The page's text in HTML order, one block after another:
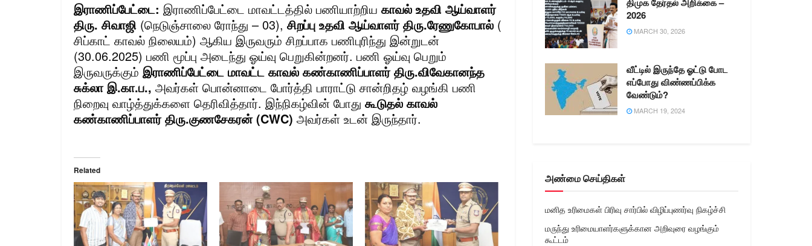
இராணிப்பேட்டை: இராணிப்பேட்டை மாவட்டத்தில் பணியாற்றிய காவல் உதவி ஆய்வாளர்
திரு. சிவாஜி (நெடுஞ்சாலை ரோந்து – 03), சிறப்பு உதவி ஆய்வாளர் திரு.ரேணுகோபால் (
சிப்காட் காவல் நிலையம்) ஆகிய இருவரும் சிறப்பாக பணிபுரிந்து இன்றுடன்
(30.06.2025) பணி மூப்பு அடைந்து ஓய்வு பெறுகின்றனர். பணி ஓய்வு பெறும்
இருவருக்கும் இராணிப்பேட்டை மாவட்ட காவல் கண்காணிப்பாளர் திரு.விவேகானந்த
சுக்லா இ.கா.ப., அவர்கள் பொன்னாடை போர்த்தி பாராட்டு சான்றிதழ் வழங்கி பணி
நிறைவு வாழ்த்துக்களை தெரிவித்தார். இந்நிகழ்வின் போது கூடுதல் காவல்
கண்காணிப்பாளர் திரு.குணசேகரன் (CWC) அவர்கள் உடன் இருந்தார்.
Related
2026
MARCH 30, 2026
வீட்டில் இருந்தே ஓட்டு போட
எப்போது விண்ணப்பிக்க
வேண்டும்?
MARCH 19, 2024
அண்மை செய்திகள்
மனித உரிமைகள் பிரிவு சார்பில் விழிப்புணர்வு நிகழ்ச்சி
மருந்து உரிமையாளர்களுக்கான அறிவுரை வழங்கும்
கூட்டம்